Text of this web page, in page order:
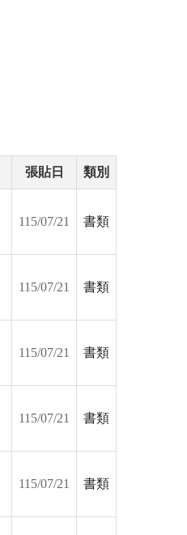
張貼日 類別
115/07/21 書類
115/07/21 書類
115/07/21 書類
115/07/21 書類
115/07/21 書類